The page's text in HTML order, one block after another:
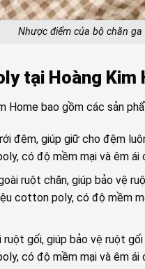
Nhược điểm của bộ chăn
tại Hoàng Kim
Home bao gồm các sản
đệm, giúp giữ cho đệm
có độ mềm mại và êm ái
ruột chăn, giúp bảo vệ
cotton poly, có độ mềm
gối, giúp bảo vệ ruột
có độ mềm mại và êm ái